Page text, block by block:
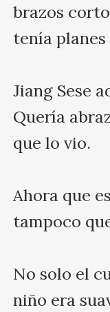
brazos
tenía
Jiang Sese
Quería
que lo vio.
Ahora que
tampoco
No solo el
niño era